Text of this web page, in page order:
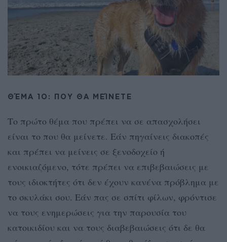
ΘΈΜΑ 1Ο: ΠΟΥ ΘΑ ΜΕΊΝΕΤΕ
Το πρώτο θέμα που πρέπει να σε απασχολήσει
είναι το που θα μείνετε. Εάν πηγαίνεις διακοπές
και πρέπει να μείνεις σε ξενοδοχείο ή
ενοικιαζόμενο, τότε πρέπει να επιβεβαιώσεις με
τους ιδιοκτήτες ότι δεν έχουν κανένα πρόβλημα με
το σκυλάκι σου. Εάν πας σε σπίτι φίλων, φρόντισε
να τους ενημερώσεις για την παρουσία του
κατοικιδίου και να τους διαβεβαιώσεις ότι δε θα